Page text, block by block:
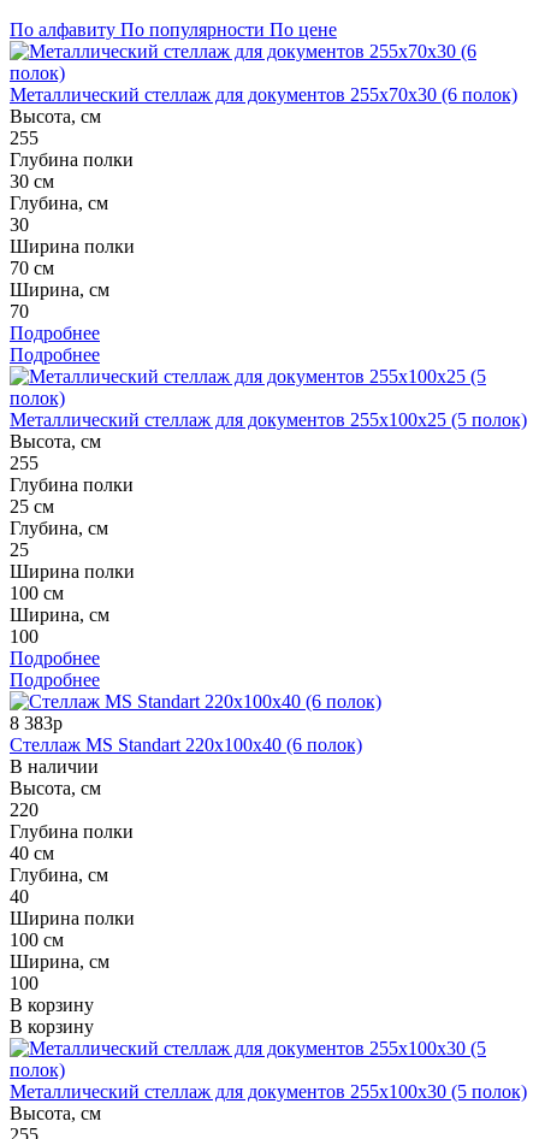
По алфавиту По популярности По цене
Металлический стеллаж для документов 255x70x30 (6 полок)
Высота, см
255
Глубина полки
30 см
Глубина, см
30
Ширина полки
70 см
Ширина, см
70
Подробнее
Подробнее
Металлический стеллаж для документов 255x100x25 (5 полок)
Высота, см
255
Глубина полки
25 см
Глубина, см
25
Ширина полки
100 см
Ширина, см
100
Подробнее
Подробнее
8 383р
Стеллаж MS Standart 220x100x40 (6 полок)
В наличии
Высота, см
220
Глубина полки
40 см
Глубина, см
40
Ширина полки
100 см
Ширина, см
100
В корзину
В корзину
Металлический стеллаж для документов 255x100x30 (5 полок)
Высота, см
255